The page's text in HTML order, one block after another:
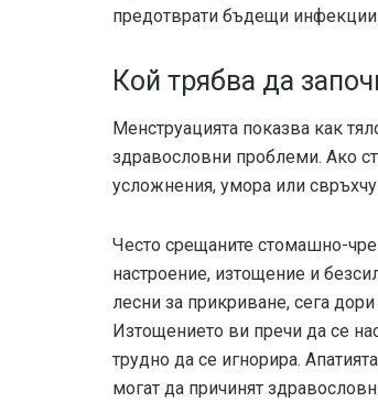
предотврати бъдещи
Кой трябва да
Менструацията показва как
здравословни проблеми. Ако
усложнения, умора или
Често срещаните стомашно-
настроение, изтощение и
лесни за прикриване, сега
Изтощението ви пречи да се
трудно да се игнорира.
могат да причинят